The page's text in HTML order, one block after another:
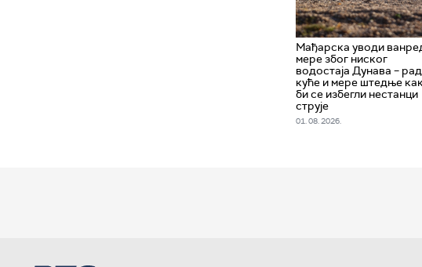
Мађарска уводи
мере због ниског
водостаја Дунава –
куће и мере штедње
би се избегли нестанци
струје
01. 08. 2026.